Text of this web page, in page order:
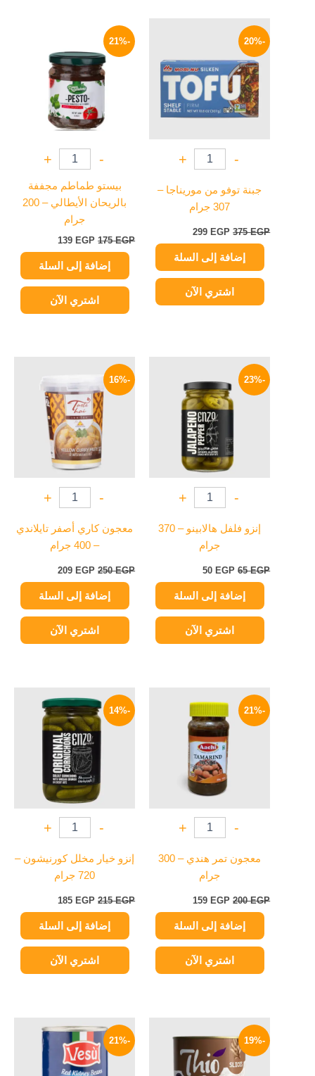
-20%
-
+
جبنة توفو من موريناجا –
307 جرام
375EGP
375 EGP.
299 EGP
299 EGP.
إضافة إلى السلة
اشتري الآن
-21%
-
+
بيستو طماطم مجففة
بالريحان الأيطالي – 200
جرام
175EGP
175 EGP.
139 EGP
139 EGP.
إضافة إلى السلة
اشتري الآن
-23%
-
+
إنزو فلفل هالابينو – 370
جرام
65EGP
هو:
65 EGP.
50 EGP
هو:
50 EGP.
إضافة إلى السلة
اشتري الآن
-16%
-
+
معجون كاري أصفر تايلاندي
– 400 جرام
250EGP
هو:
250 EGP.
209 EGP
هو:
209 EGP.
إضافة إلى السلة
اشتري الآن
-21%
-
+
معجون تمر هندي – 300
جرام
200EGP
الأصلي
هو:
200 EGP.
159 EGP
الحالي
هو:
159 EGP.
إضافة إلى السلة
اشتري الآن
-14%
-
+
إنزو خيار مخلل كورنيشون –
720 جرام
215EGP
الأصلي
هو:
215 EGP.
185 EGP
الحالي
هو:
185 EGP.
إضافة إلى السلة
اشتري الآن
-19%
الأصلي
هو:
105 EGP.
الحالي
85 EGP.
-21%
الأصلي
هو:
119 EGP.
الحالي
هو:
94 EGP.